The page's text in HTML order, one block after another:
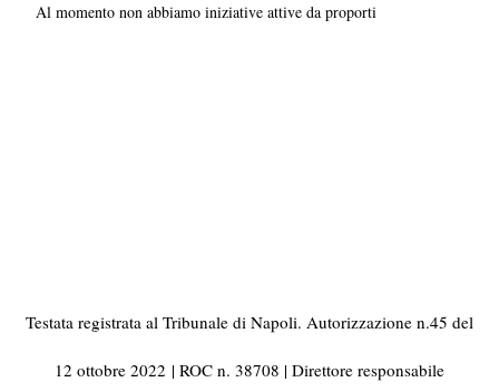
Al momento non abbiamo iniziative attive da proporti
Testata registrata al Tribunale di Napoli. Autorizzazione n.45 del
12 ottobre 2022 | ROC n. 38708 | Direttore responsabile